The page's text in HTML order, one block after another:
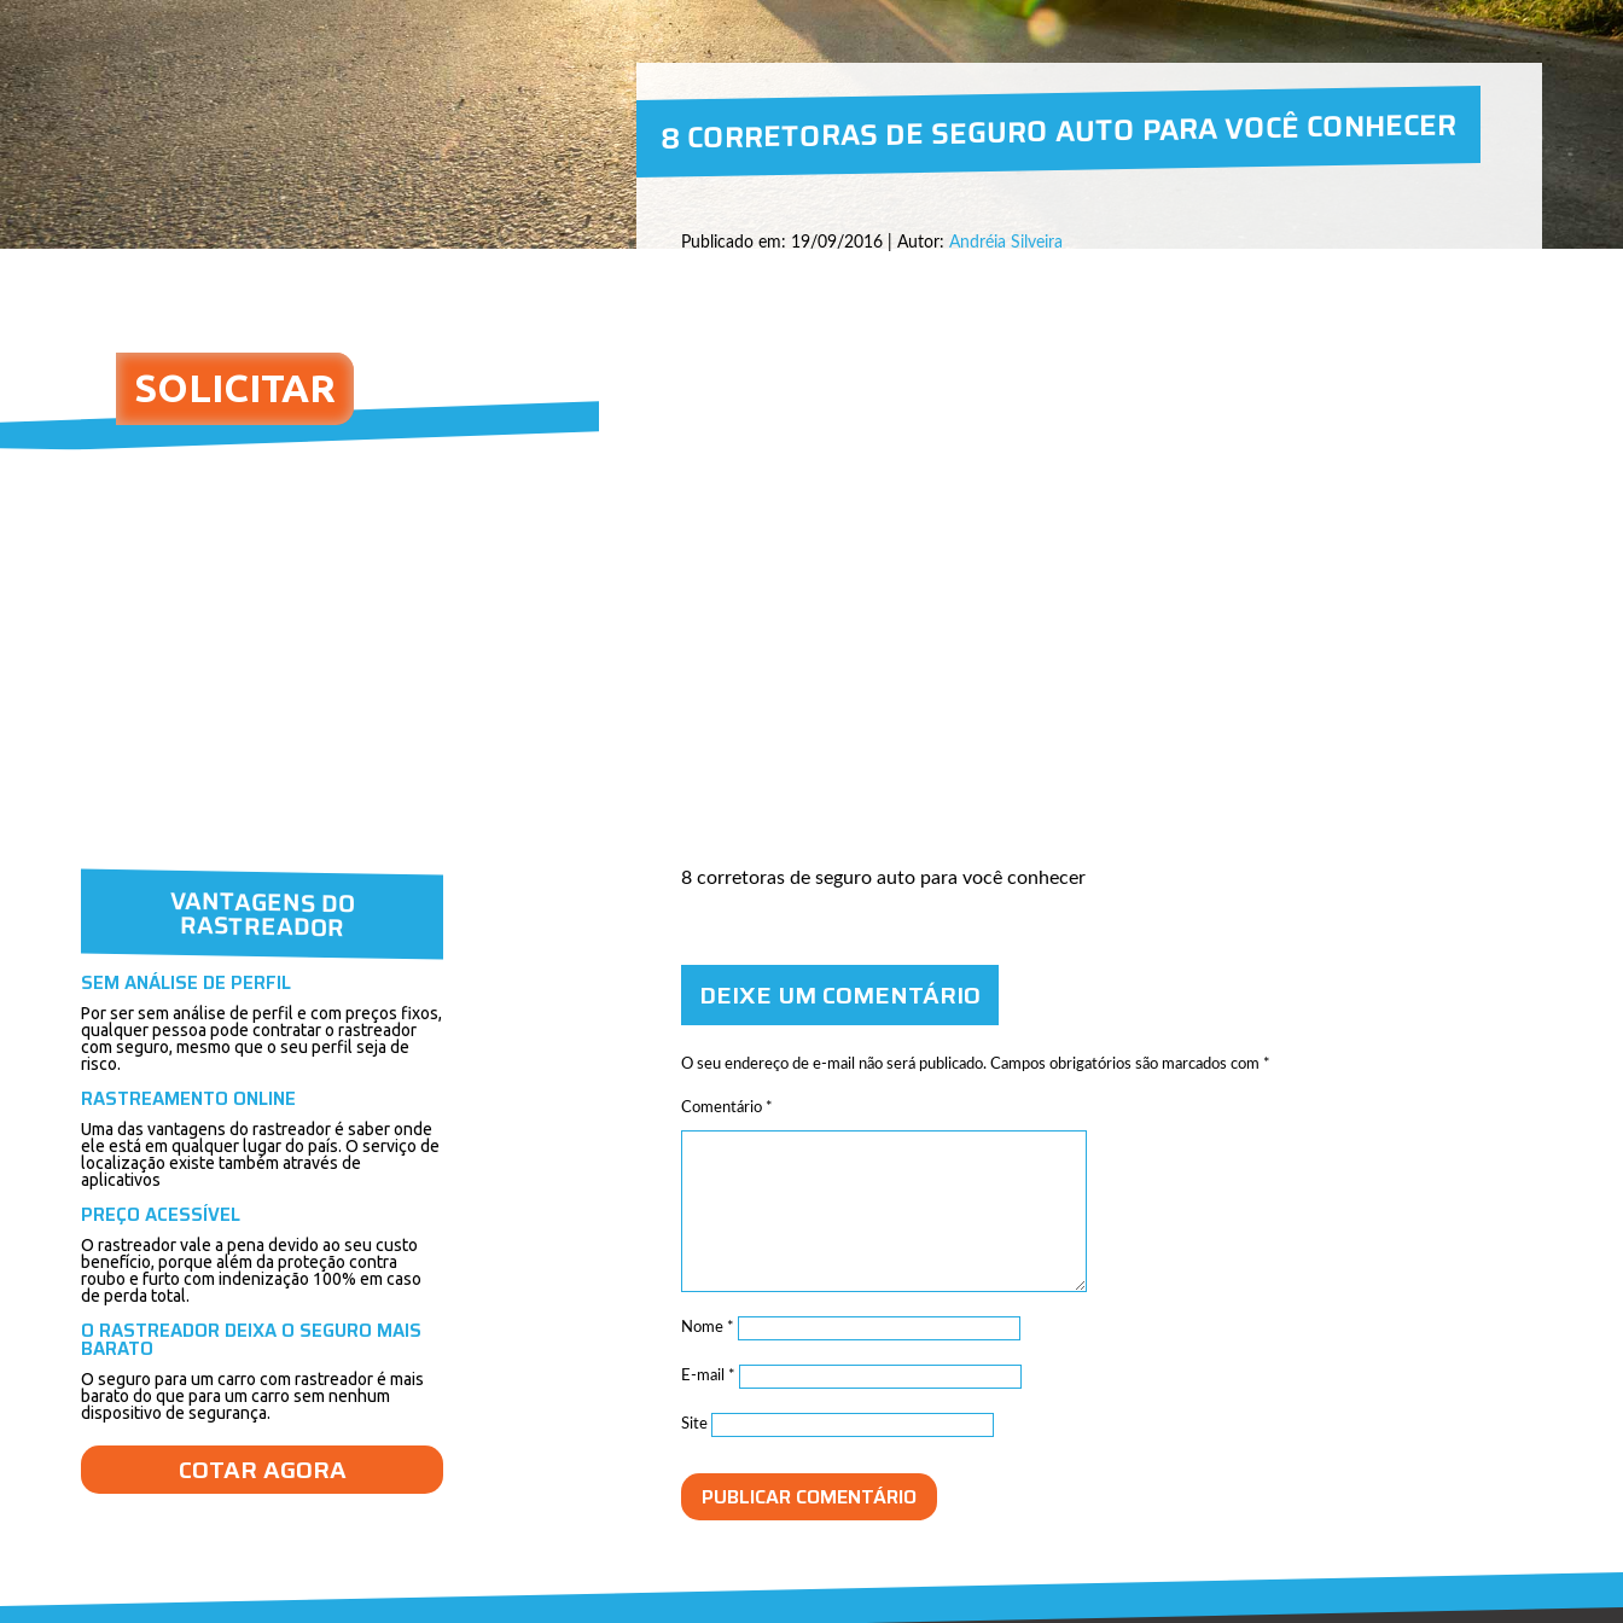
8 CORRETORAS DE SEGURO AUTO PARA VOCÊ CONHECER
Publicado em: 19/09/2016 | Autor:Andréia Silveira
8 corretoras de seguro auto para você conhecer
VANTAGENS DO
RASTREADOR
SEM ANÁLISE DE PERFIL
Por ser sem análise de perfil e com preços fixos,
qualquer pessoa pode contratar o rastreador
com seguro, mesmo que o seu perfil seja de
risco.
RASTREAMENTO ONLINE
Uma das vantagens do rastreador é saber onde
ele está em qualquer lugar do país. O serviço de
localização existe também através de
aplicativos
PREÇO ACESSÍVEL
O rastreador vale a pena devido ao seu custo
benefício, porque além da proteção contra
roubo e furto com indenização 100% em caso
de perda total.
O RASTREADOR DEIXA O SEGURO MAIS
BARATO
O seguro para um carro com rastreador é mais
barato do que para um carro sem nenhum
dispositivo de segurança.
COTAR AGORA
DEIXE UM COMENTÁRIO
O seu endereço de e-mail não será publicado. Campos obrigatórios são marcados com *
Comentário *
Nome *
E-mail *
Site